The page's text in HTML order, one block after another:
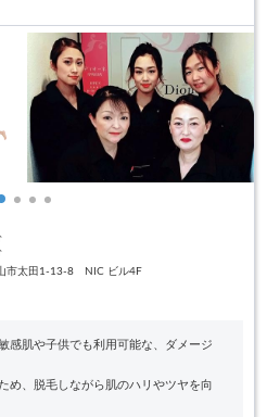
市太田1-13-8 NIC ビル4F
感肌や子供でも利用可能な、ダメージ
め、脱毛しながら肌のハリやツヤを向